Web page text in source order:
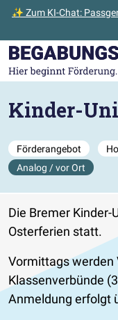
✨ Zum KI-Chat:
Zum Hauptinhalt
Zur Startseite gehen
Kinder-
Förderangebot
Analog / vor Ort
Die Bremer
Osterferien statt.
Vormittags werden
Klassenverbünde
Anmeldung erfolgt